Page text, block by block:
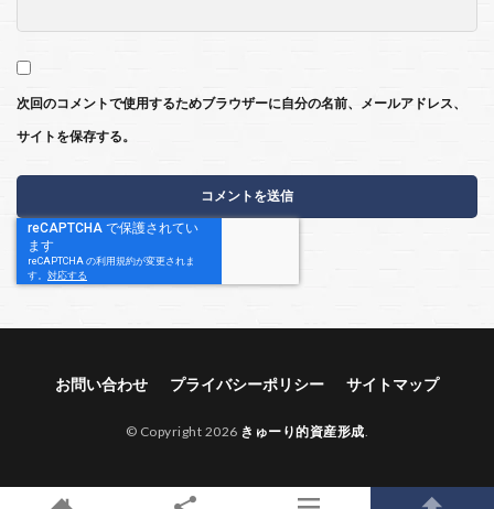
次回のコメントで使用するためブラウザーに自分の名前、メールアドレス、
サイトを保存する。
お問い合わせ プライバシーポリシー サイトマップ
© Copyright 2026 きゅーり的資産形成